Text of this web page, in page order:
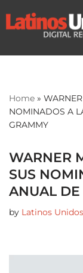
Skip
Home »
NOMINADOS A
GRAMMY
WARNER
SUS
ANUAL
by Latinos Unidos